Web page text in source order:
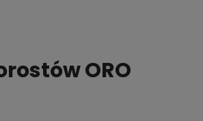
ORO